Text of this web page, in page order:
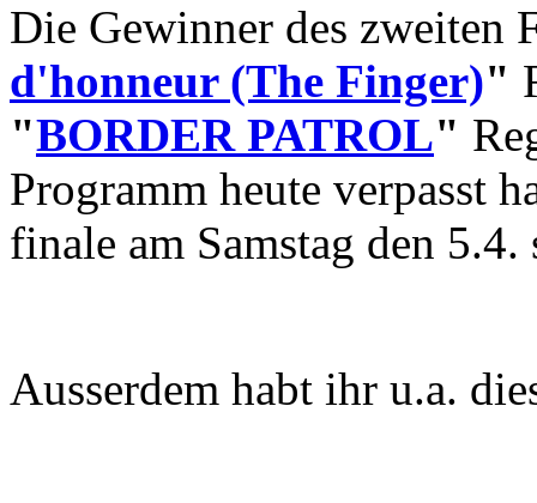
Die Gewinner des zweiten
d'honneur (The Finger)"
"BORDER PATROL"
Programm heute verpasst
finale am Samstag den 5.4.
Ausserdem habt ihr u.a.